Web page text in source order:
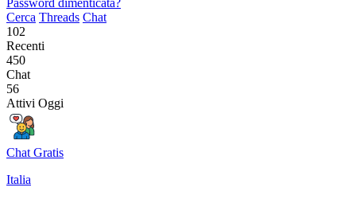
Password dimenticata?
Cerca Threads Chat
102
Recenti
450
Chat
56
Attivi Oggi
Chat Gratis
Italia